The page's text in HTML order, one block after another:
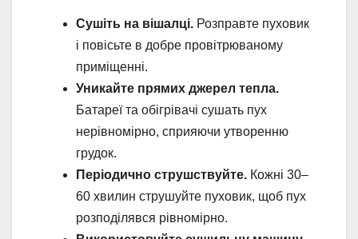
Сушіть на вішалці. Розправте пуховик
і повісьте в добре провітрюваному
приміщенні.
Уникайте прямих джерел тепла.
Батареї та обігрівачі сушать пух
нерівномірно, сприяючи утворенню
грудок.
Періодично струшствуйте. Кожні 30–
60 хвилин струшуйте пуховик, щоб пух
розподілявся рівномірно.